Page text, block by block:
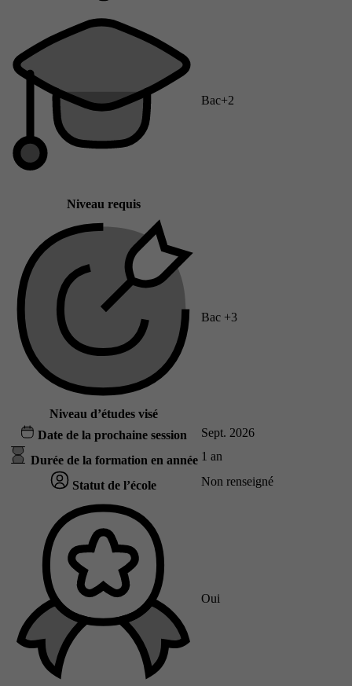
Niveau requis
Bac+2
Niveau d’études visé
Bac +3
Date de la prochaine session Sept. 2026
Durée de la formation en année 1 an
Statut de l’école Non renseigné
Oui